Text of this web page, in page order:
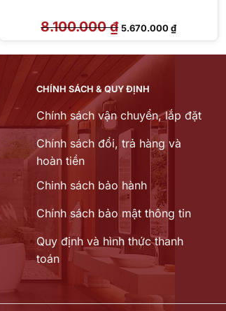
8.100.000₫ Giá
gốc
là:
5.670.000₫Giá
hiện
tại
5.670.000
CHÍNH SÁCH & QUY ĐỊNH
Chính sách vận chuyển, lắp đặt
Chính sách đổi, trả hàng và
hoàn tiền
Chinh sách bảo hành
Chính sách bảo mật thông tin
Quy định và hình thức thanh
toán